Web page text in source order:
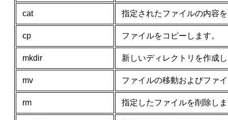
cat 指定されたファイルの内容
cp ファイルをコピーします。
mkdir 新しいディレクトリを作成
mv ファイルの移動およびファ
rm 指定したファイルを削除し